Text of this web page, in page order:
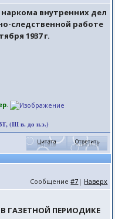
внутренних дел
следственной работе
1937 г.
(III в. до н.э.)
Сообщение#7 | Наверх
В ГАЗЕТНОЙ ПЕРИОДИКЕ